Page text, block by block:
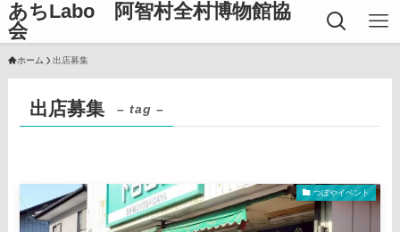
あちLabo 阿智村全村博物館協
会
ホーム 出店募集
出店募集 – tag –
つぼやイベント